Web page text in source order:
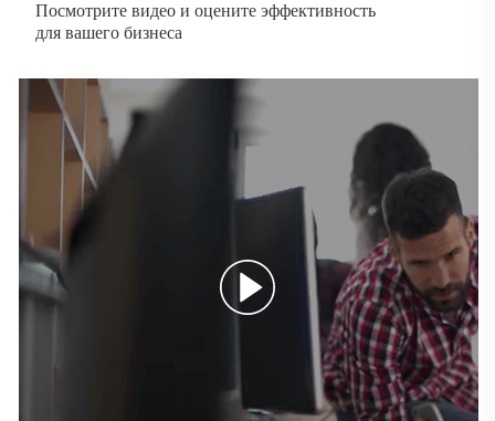
Посмотрите видео и оцените эффективность
для вашего бизнеса